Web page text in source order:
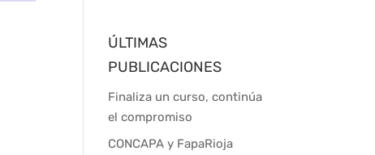
ÚLTIMAS
PUBLICACIONES
Finaliza un curso, continúa
el compromiso
CONCAPA y FapaRioja